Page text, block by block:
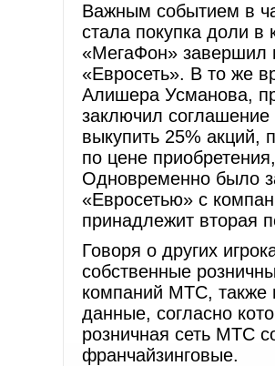
Важным событием в
стала покупка доли в
«МегаФон» завершил
«Евросеть». В то же
Алишера Усманова,
заключил
выкупить 25% акций,
по цене
Одновременно было
«Евросетью» с
принадлежит вторая
Говоря о других
собственные
компаний МТС, также
данные, согласно
розничная сеть МТС
франчайзинговые.